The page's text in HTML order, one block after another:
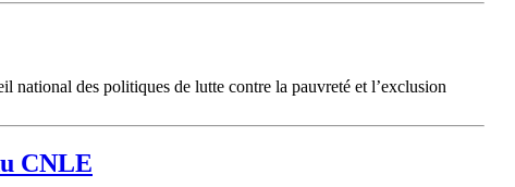
des politiques de lutte contre la pauvreté et l’exclusion
CNLE